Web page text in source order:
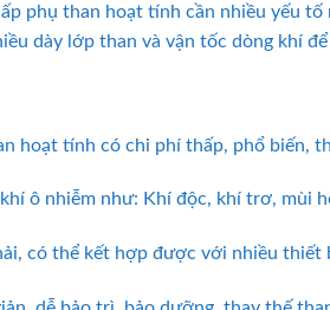
phụ than hoạt tính cần nhiều yếu tố
dày lớp than và vận tốc dòng khí
hoạt tính có chi phí thấp, phổ biến,
ô nhiễm như: Khí độc, khí trơ, mùi
có thể kết hợp được với nhiều thiết